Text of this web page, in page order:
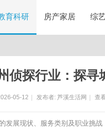
育科研 房产家居 综
侦探行业：探寻
05-12 发布者: 芦溪生活网 查
发展现状、服务类别及职业挑